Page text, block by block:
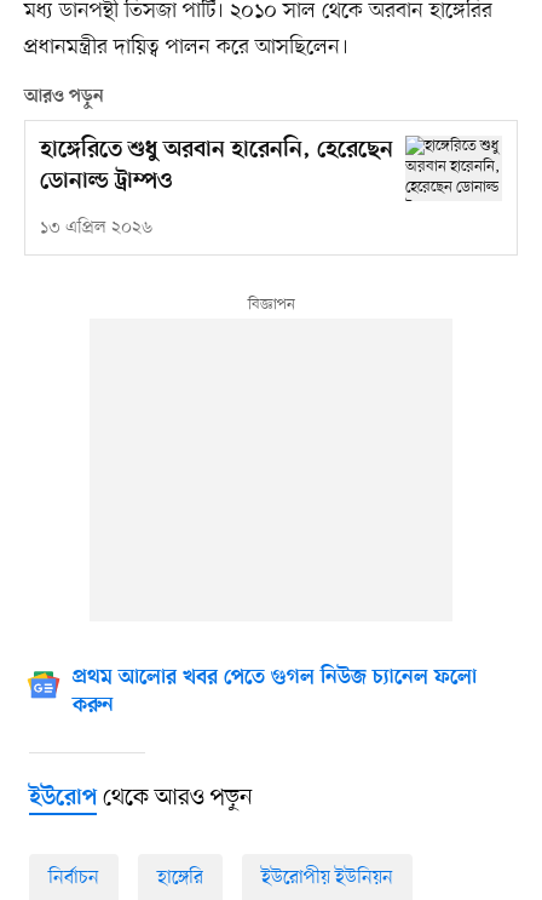
মধ্য ডানপন্থী তিসজা পার্টি। ২০১০ সাল থেকে অরবান হাঙ্গেরির
প্রধানমন্ত্রীর দায়িত্ব পালন করে আসছিলেন।
আরও পড়ুন
হাঙ্গেরিতে শুধু অরবান হারেননি, হেরেছেন
ডোনাল্ড ট্রাম্পও
১৩ এপ্রিল ২০২৬
প্রথম আলোর খবর পেতে গুগল নিউজ চ্যানেল ফলো
করুন
ইউরোপথেকে আরও পড়ুন
নির্বাচন হাঙ্গেরি ইউরোপীয় ইউনিয়ন